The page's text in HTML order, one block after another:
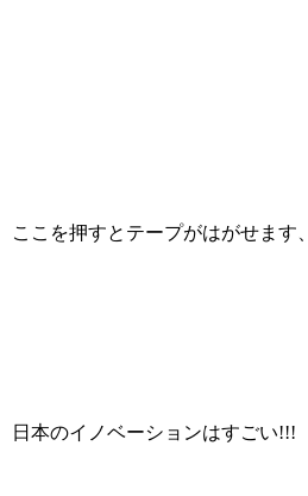
ここを押すとテープがはがせます、
日本のイノベーションはすごい!!!